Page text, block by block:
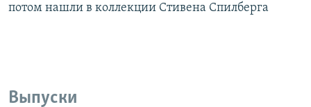
потом нашли в коллекции Стивена Спилберга
Выпуски